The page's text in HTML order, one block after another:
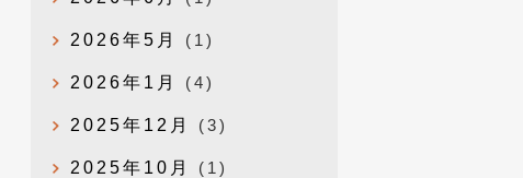
2026年5月 (1)
2026年1月 (4)
2025年12月 (3)
2025年10月 (1)